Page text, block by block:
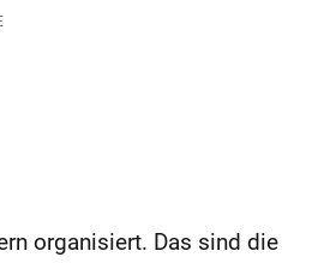
organisiert. Das sind die